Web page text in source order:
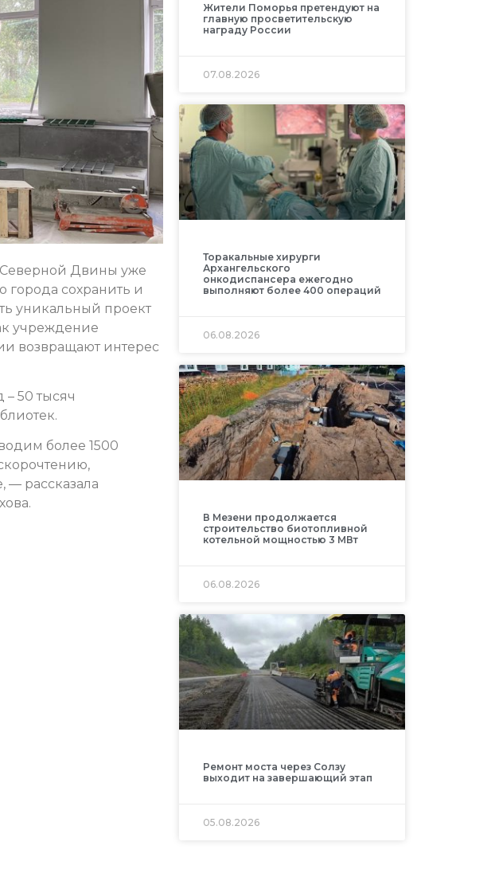
Северной Двины уже
города сохранить и
уникальный проект
учреждение
возвращают интерес
50 тысяч
более 1500
— рассказала
Жители Поморья претендуют на
главную просветительскую
награду России
07.08.2026
Торакальные хирурги
Архангельского
онкодиспансера ежегодно
выполняют более 400 операций
06.08.2026
В Мезени продолжается
строительство биотопливной
котельной мощностью 3 МВт
06.08.2026
Ремонт моста через Солзу
выходит на завершающий этап
05.08.2026